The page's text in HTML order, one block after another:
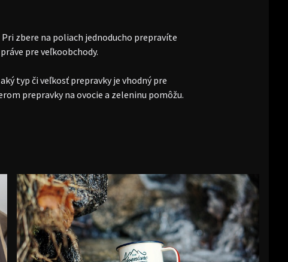
zbere na poliach jednoducho prepravíte
pre veľkoobchody.
typ či veľkosť prepravky je vhodný pre
prepravky na ovocie a zeleninu pomôžu.